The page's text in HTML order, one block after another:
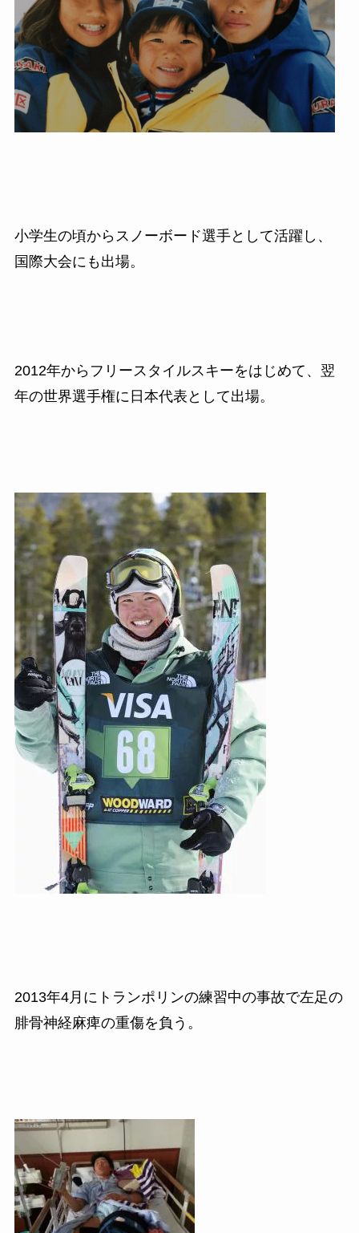
小学生の頃からスノーボード選手として活躍し、
国際大会にも出場。
2012年からフリースタイルスキーをはじめて、翌
年の世界選手権に日本代表として出場。
2013年4月にトランポリンの練習中の事故で左足の
腓骨神経麻痺の重傷を負う。